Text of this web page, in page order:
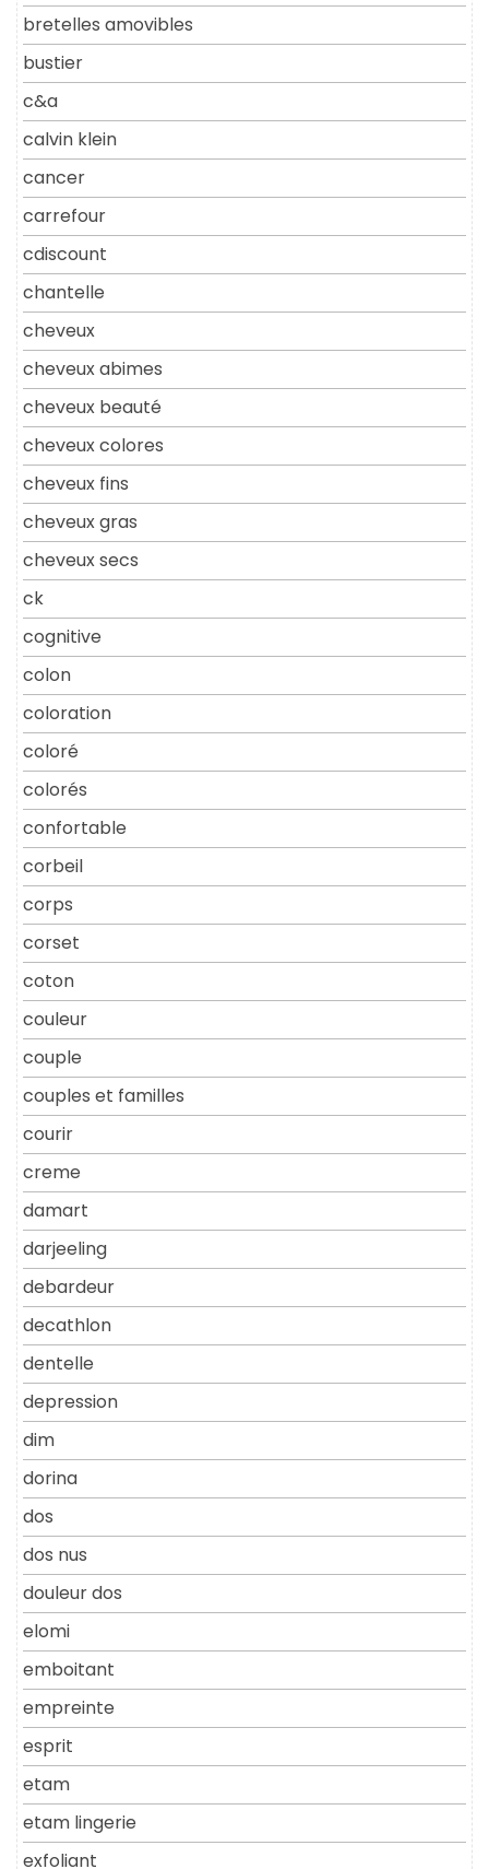
bretelles amovibles
bustier
c&a
calvin klein
cancer
carrefour
cdiscount
chantelle
cheveux
cheveux abimes
cheveux beauté
cheveux colores
cheveux fins
cheveux gras
cheveux secs
ck
cognitive
colon
coloration
coloré
colorés
confortable
corbeil
corps
corset
coton
couleur
couple
couples et familles
courir
creme
damart
darjeeling
debardeur
decathlon
dentelle
depression
dim
dorina
dos
dos nus
douleur dos
elomi
emboitant
empreinte
esprit
etam
etam lingerie
exfoliant